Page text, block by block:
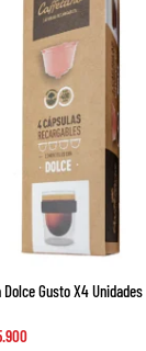
Gusto X4 Unidades